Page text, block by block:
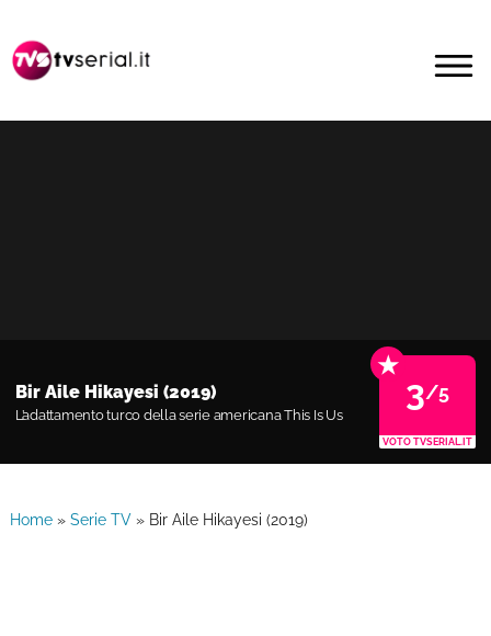
alla
navigazione
contenuto
MENU
Bir Aile Hikayesi (2019)
L’adattamento turco della serie americana This Is Us
★
3/5
VOTO TVSERIAL.IT
Home» Serie TV» Bir Aile Hikayesi (2019)